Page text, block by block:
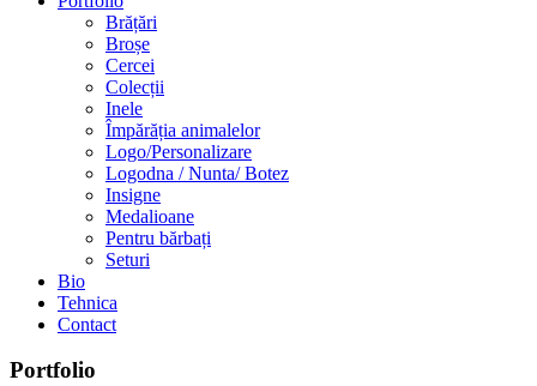
Brățări
Broșe
Cercei
Colecții
Inele
Împărăția animalelor
Logo/Personalizare
Logodna / Nunta/ Botez
Insigne
Medalioane
Pentru bărbați
Seturi
Bio
Tehnica
Contact
Portfolio